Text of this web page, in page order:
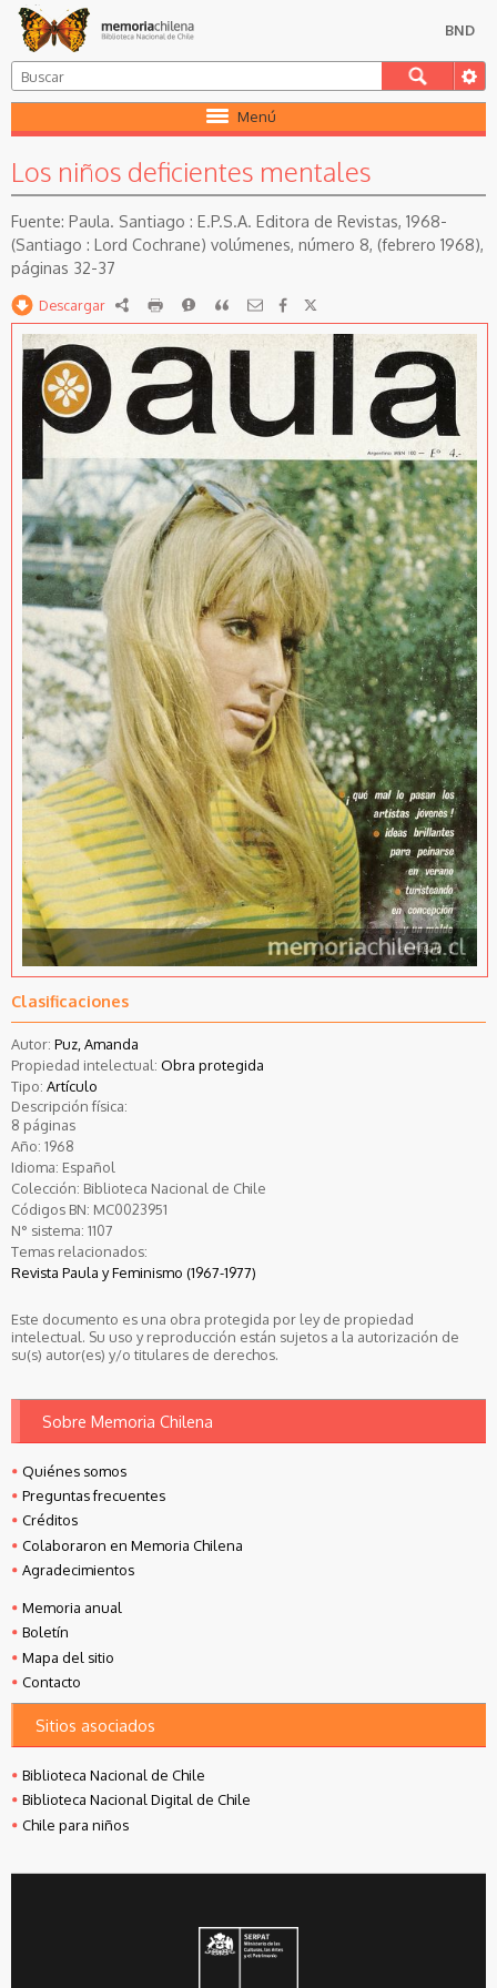
BND
Menú
Los niños deficientes mentales
Paula. Santiago : E.P.S.A. Editora de Revistas, 1968-
(Santiago : Lord Cochrane) volúmenes, número 8, (febrero 1968),
páginas 32-37
Descargar RDF imprimirReportarCitar
Clasificaciones
Autor: Puz, Amanda
Propiedad intelectual: Obra protegida
Tipo: Artículo
Descripción física:
8 páginas
Año: 1968
Idioma: Español
Colección: Biblioteca Nacional de Chile
Códigos BN: MC0023951
N° sistema: 1107
Temas relacionados:
Revista Paula y Feminismo (1967-1977)
Este documento es una obra protegida por ley de propiedad
intelectual. Su uso y reproducción están sujetos a la autorización de
su(s) autor(es) y/o titulares de derechos.
Sobre Memoria Chilena
Quiénes somos
Preguntas frecuentes
Créditos
Colaboraron en Memoria Chilena
Agradecimientos
Memoria anual
Boletín
Mapa del sitio
Contacto
Sitios asociados
Biblioteca Nacional de Chile
Biblioteca Nacional Digital de Chile
Chile para niños